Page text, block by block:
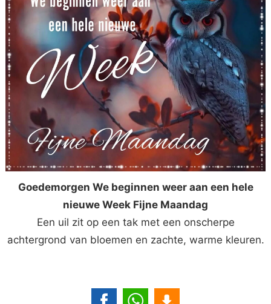
Goedemorgen We beginnen weer aan een hele
nieuwe Week Fijne Maandag
Een uil zit op een tak met een onscherpe
achtergrond van bloemen en zachte, warme kleuren.